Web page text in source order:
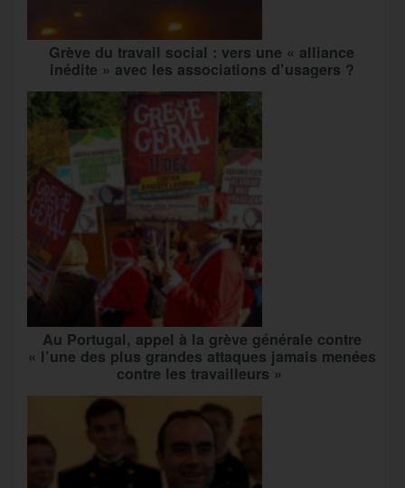
Grève du travail social : vers une « alliance
inédite » avec les associations d’usagers ?
Au Portugal, appel à la grève générale contre
« l’une des plus grandes attaques jamais menées
contre les travailleurs »